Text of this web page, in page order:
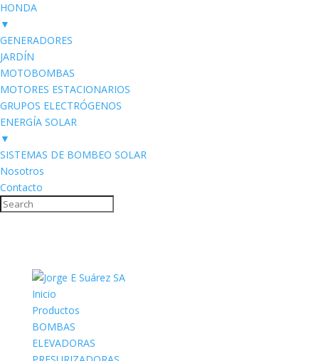
HONDA
▼
GENERADORES
JARDÍN
MOTOBOMBAS
MOTORES ESTACIONARIOS
GRUPOS ELECTRÓGENOS
ENERGÍA SOLAR
▼
SISTEMAS DE BOMBEO SOLAR
Nosotros
Contacto
Inicio
Productos
BOMBAS
ELEVADORAS